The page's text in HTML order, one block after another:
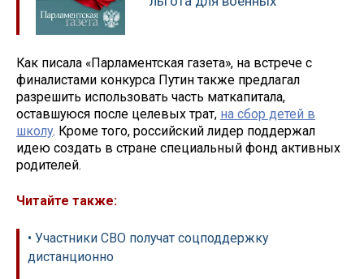
Как писала «Парламентская газета», на встрече с
финалистами конкурса Путин также предлагал
разрешить использовать часть маткапитала,
оставшуюся после целевых трат, на сбор детей в
школу. Кроме того, российский лидер поддержал
идею создать в стране специальный фонд активных
родителей.
Читайте также:
• Участники СВО получат соцподдержку
дистанционно